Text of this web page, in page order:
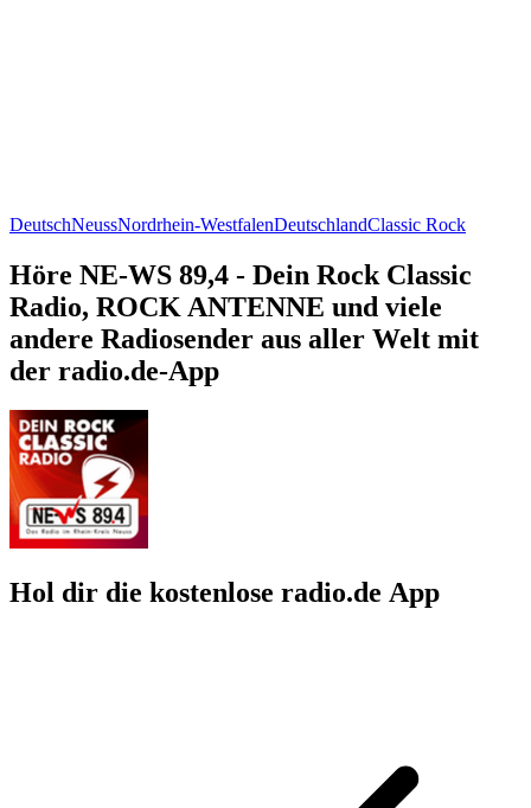
DeutschNeussNordrhein-WestfalenDeutschlandClassic Rock
Höre NE-WS 89,4 - Dein Rock Classic
Radio, ROCK ANTENNE und viele
andere Radiosender aus aller Welt mit
der radio.de-App
Hol dir die kostenlose radio.de App